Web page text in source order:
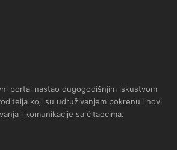
portal nastao dugogodišnjim iskustvom
koji su udruživanjem pokrenuli novi
i komunikacije sa čitaocima.